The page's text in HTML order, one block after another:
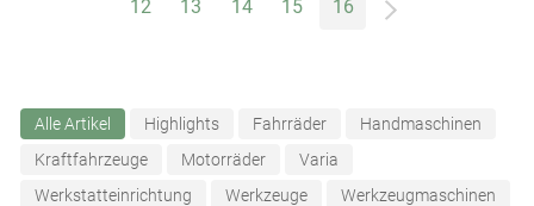
12 13 14 15 16
Alle Artikel Highlights Fahrräder
Handmaschinen
Kraftfahrzeuge
Motorräder
Varia
Werkstatteinrichtung
Werkzeuge Werkzeugmaschinen